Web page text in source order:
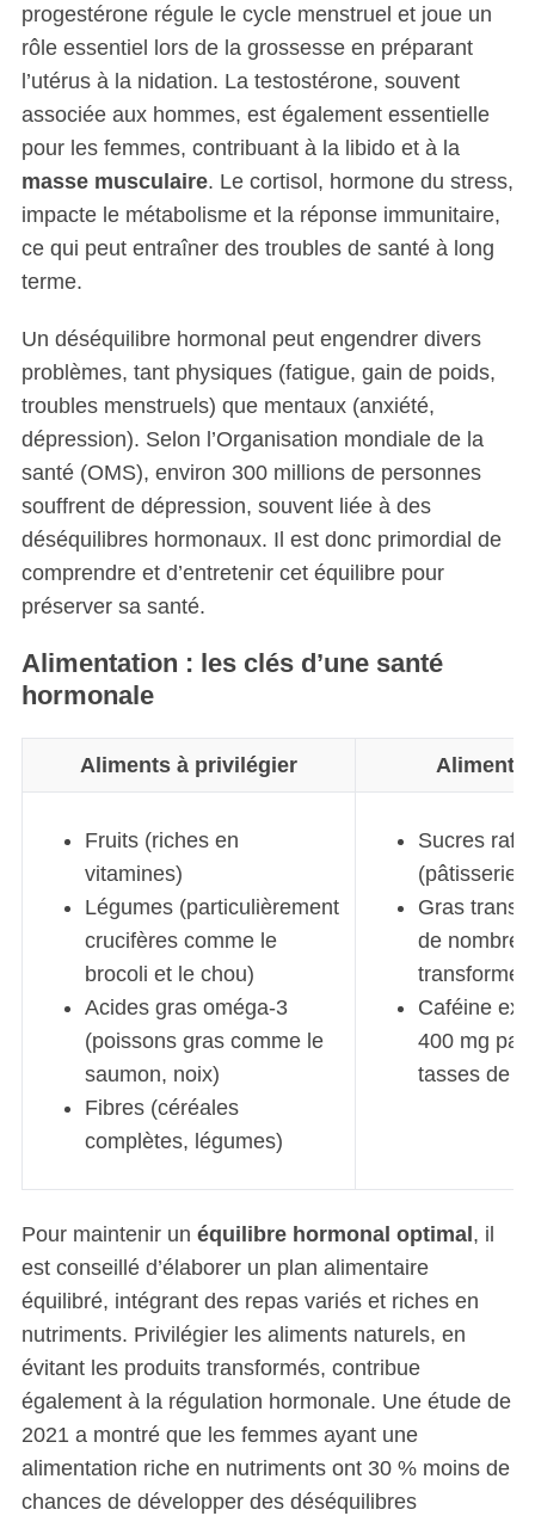
progestérone régule le cycle menstruel et joue un
rôle essentiel lors de la grossesse en préparant
l’utérus à la nidation. La testostérone, souvent
associée aux hommes, est également essentielle
pour les femmes, contribuant à la libido et à la
masse musculaire. Le cortisol, hormone du stress,
impacte le métabolisme et la réponse immunitaire,
ce qui peut entraîner des troubles de santé à long
terme.
Un déséquilibre hormonal peut engendrer divers
problèmes, tant physiques (fatigue, gain de poids,
troubles menstruels) que mentaux (anxiété,
dépression). Selon l’Organisation mondiale de la
santé (OMS), environ 300 millions de personnes
souffrent de dépression, souvent liée à des
déséquilibres hormonaux. Il est donc primordial de
comprendre et d’entretenir cet équilibre pour
préserver sa santé.
Alimentation : les clés d’une santé
hormonale
Aliments à privilégier Aliments
Fruits (riches en
vitamines)
Légumes (particulièrement
crucifères comme le
brocoli et le chou)
Acides gras oméga-3
(poissons gras comme le
saumon, noix)
Fibres (céréales
complètes, légumes)
Sucres
Gras trans
de
Caféine
400 mg par
tasses de
Pour maintenir un équilibre hormonal optimal, il
est conseillé d’élaborer un plan alimentaire
équilibré, intégrant des repas variés et riches en
nutriments. Privilégier les aliments naturels, en
évitant les produits transformés, contribue
également à la régulation hormonale. Une étude de
2021 a montré que les femmes ayant une
alimentation riche en nutriments ont 30 % moins de
chances de développer des déséquilibres